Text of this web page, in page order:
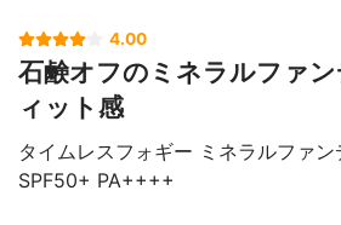
4.00
石鹸オフのミネラルファ
ィット感
タイムレスフォギー ミネラルファ
SPF50+ PA++++